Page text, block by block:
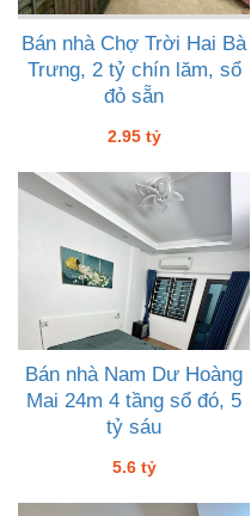
Bán nhà Chợ Trời Hai Bà
Trưng, 2 tỷ chín lăm, sổ
đỏ sẵn
2.95 tỷ
Bán nhà Nam Dư Hoàng
Mai 24m 4 tầng sổ đó, 5
tỷ sáu
5.6 tỷ